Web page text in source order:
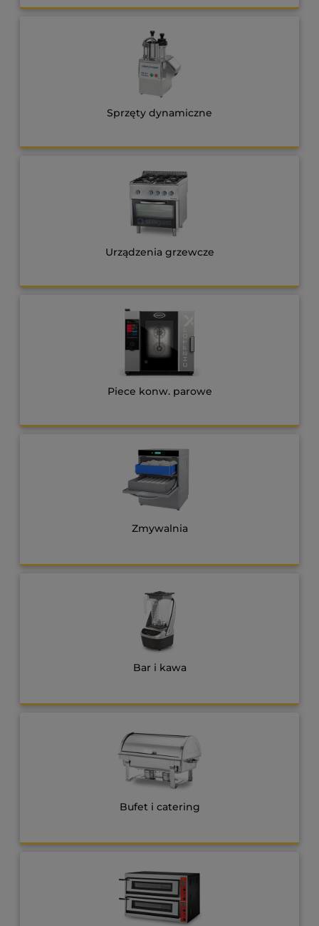
Sprzęty dynamiczne
Urządzenia grzewcze
Piece konw. parowe
Zmywalnia
Bar i kawa
Bufet i catering